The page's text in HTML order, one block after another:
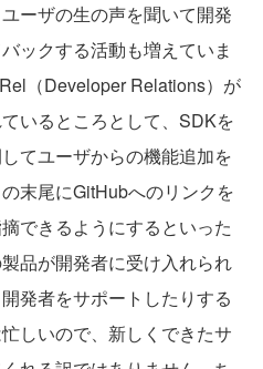
ーザの生の声を聞いて開発
ックする活動も増えていま
（Developer Relations）が
いるところとして、SDKを
てユーザからの機能追加を
末尾にGitHubへのリンクを
できるようにするといった
品が開発者に受け入れられ
発者をサポートしたりする
しいので、新しくできたサ